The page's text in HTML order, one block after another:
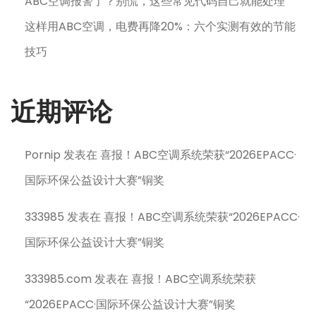
这样用ABC空调，电费再降20%：六个实测有效的节能
技巧
近期评论
Pornip 发表在喜报！ABC空调系统荣获“2026EPACC·
国际环保公益设计大赛”铜奖
333985 发表在喜报！ABC空调系统荣获“2026EPACC·
国际环保公益设计大赛”铜奖
333985.com 发表在喜报！ABC空调系统荣获
“2026EPACC·国际环保公益设计大赛”铜奖